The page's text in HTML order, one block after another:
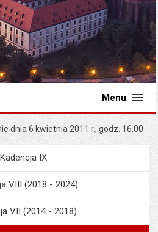
Menu
dnia 6 kwietnia 2011 r., godz. 16.00
Menu
Kadencja IX
VIII (2018 - 2024)
VII (2014 - 2018)